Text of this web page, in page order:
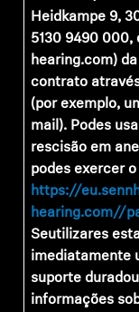
Heidkampe 9,
5130 9490
hearing.com)
contrato
(por exemplo,
mail). Podes
rescisão em
podes exercer
https://
hearing.com//
Seutilizares
imediatamente
suporte
informações